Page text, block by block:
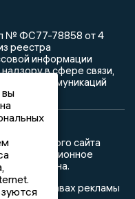
№ ФС77-78858 от 4
реестра
информации
в сфере связи,
коммуникаций
с данного сайта
«Информационное
обязательна.
на правах рекламы
вы